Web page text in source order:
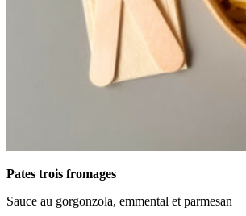
Pates trois fromages
Sauce au gorgonzola, emmental et parmesan